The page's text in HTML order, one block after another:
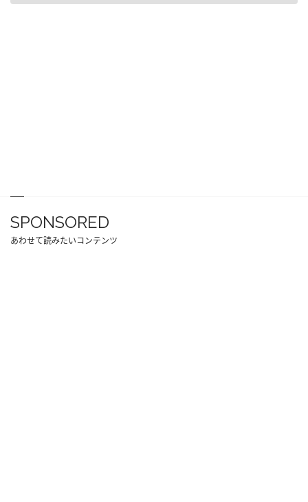
SPONSORED
あわせて読みたいコンテンツ